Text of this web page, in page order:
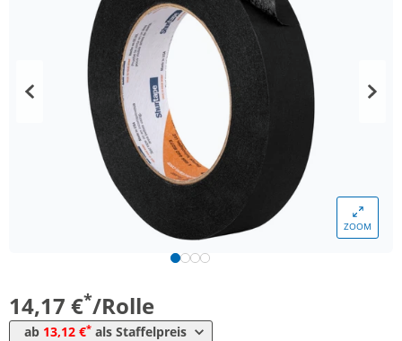
ZOOM
14,17 €*/Rolle
ab 13,12 €* als Staffelpreis